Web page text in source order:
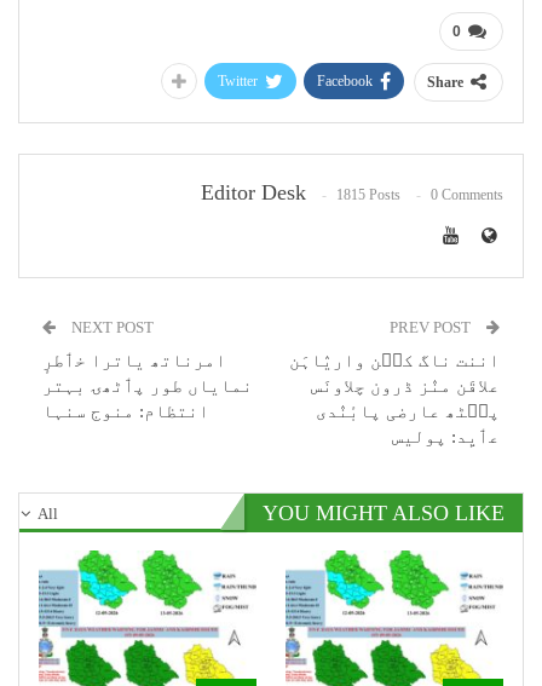
0
Share
Facebook
Twitter
Editor Desk 1815 Posts 0 Comments
اننت ناگ کٮ۪ن واریٛاہَن
علاقَن منٛز ڈرون چلاونَس
پٮ۪ٹھ عارضی پابٔنٛدی
عٲیِد: پولیس
NEXT POST
امرناتھ یاترا خٲطرٕ
نمایاں طور پٲٹھۍ بہتر
انتظام: منوج سنہا
All YOU MIGHT ALSO LIKE